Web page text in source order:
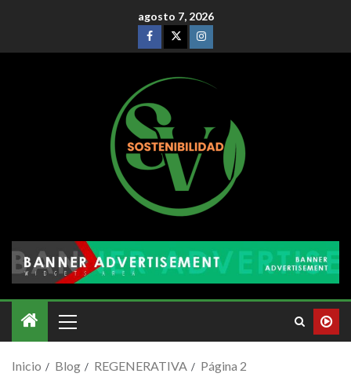
agosto 7, 2026
Inicio Blog REGENERATIVA Página 2